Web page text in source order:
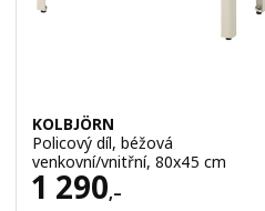
KOLBJÖRN
Policový díl, béžová
venkovní/vnitřní, 80x45 cm
1 290,–
Cena 1290,–